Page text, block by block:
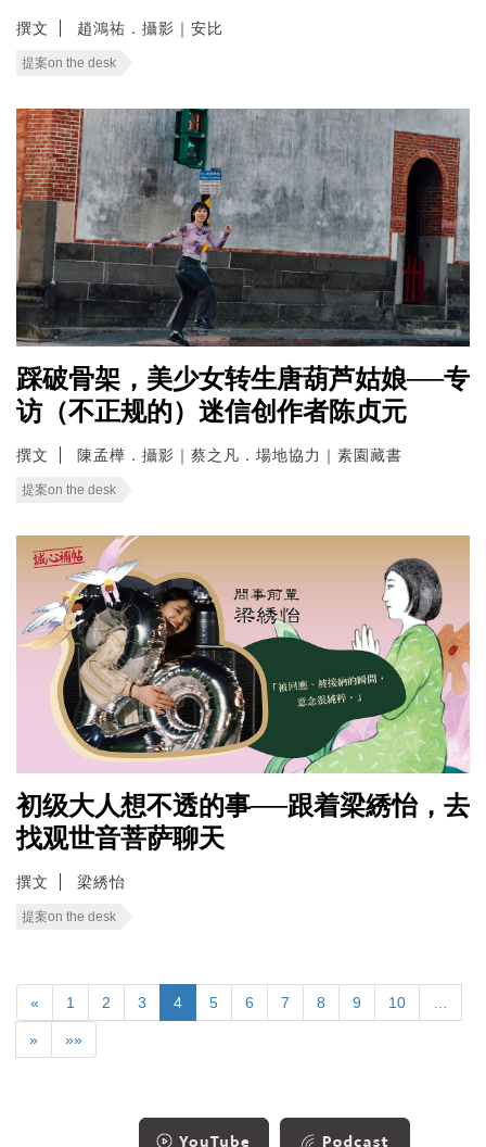
撰文 趙鴻祐．攝影｜安比
提案on the desk
踩破骨架，美少女转生唐葫芦姑娘──专
访（不正规的）迷信创作者陈贞元
撰文 陳孟樺．攝影｜蔡之凡．場地協力｜素園藏書
提案on the desk
初级大人想不透的事──跟着梁綉怡，去
找观世音菩萨聊天
撰文 梁綉怡
提案on the desk
« 1 2 3 4 5 6 7 8 9 10
» »»